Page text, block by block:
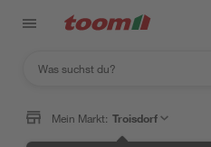
Mein Markt: Troisdorf